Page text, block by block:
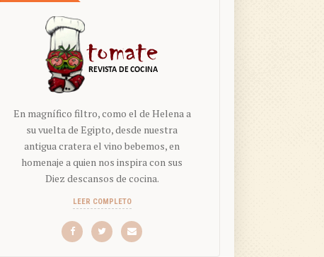
En magnífico filtro, como el de Helena a
su vuelta de Egipto, desde nuestra
antigua cratera el vino bebemos, en
homenaje a quien nos inspira con sus
Diez descansos de cocina.
LEER COMPLETO